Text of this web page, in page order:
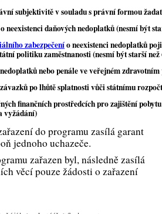
subjektivitěv souladu s právní formou
neexistenci daňových nedoplatků (nesmí být
zabezpečenío neexistenci nedoplatků
politiku zaměstnanosti (nesmí být starší než
nebo penále veveřejném
po lhůtě splatnosti vůčistátnímu
finančních prostředcíchpro zajištění
vyžádání)
do programu zasílá garant
jednoho uchazeče.
zařazen byl, následně zasílá
věcí pouze žádosti o zařazení